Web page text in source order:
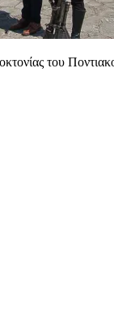
του